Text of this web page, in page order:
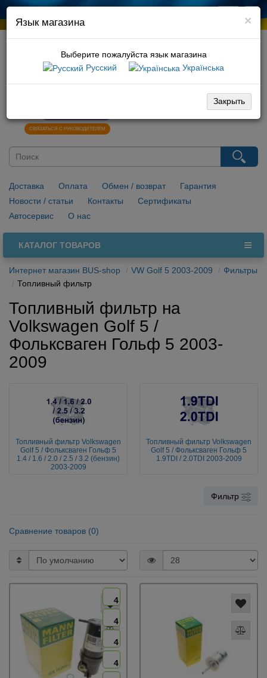
066 729 10 01
СВЯЗАТЬСЯ С РУКОВОДИТЕЛЕМ
Доставка Оплата Обмен / возврат
Гарантия
Новости / статьи
Контакты
Сертификаты
Автосервис
О нас
КАТАЛОГ ТОВАРОВ
Интернет магазин BUS-shop VW Golf 5 2003-2009
Фильтры
Топливный фильтр
×
Язык магазина
Выберите пожалуйста язык магазина
Русский
Українська
Закрыть
Топливный фильтр на
Volkswagen Golf 5 /
Фольксваген Гольф 5 2003-
2009
Топливный фильтр Volkswagen
Golf 5 / Фольксваген Гольф 5
1.4 / 1.6 / 2.0 / 2.5 / 3.2 (бензин)
2003-2009
Топливный фильтр Volkswagen
Golf 5 / Фольксваген Гольф 5
1.9TDI / 2.0TDI 2003-2009
Фильтр
Сравнение товаров (0)
4
4
4
4